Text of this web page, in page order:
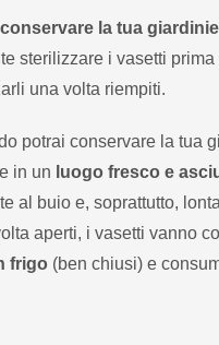
conservare la tua
sterilizzare i vasetti
una volta riempiti.
potrai conservare la tua
in un luogo fresco e
al buio e, soprattutto,
aperti, i vasetti vanno
frigo (ben chiusi) e